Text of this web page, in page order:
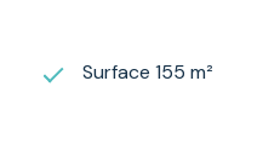
Surface 155 m²